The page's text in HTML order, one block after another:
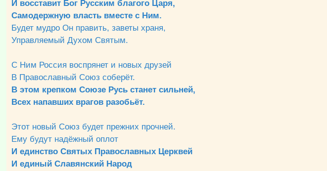
И восставит Бог Русским благого Царя,
Самодержную власть вместе с Ним.
Будет мудро Он править, заветы храня,
Управляемый Духом Святым.
С Ним Россия воспрянет и новых друзей
В Православный Союз соберёт.
В этом крепком Союзе Русь станет сильней,
Всех напавших врагов разобьёт.
Этот новый Союз будет прежних прочней.
Ему будут надёжный оплот
И единство Святых Православных Церквей
И единый Славянский Народ